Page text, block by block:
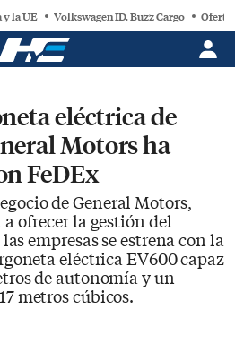
y la UE Volkswagen ID. Buzz Cargo
eléctrica de
Motors ha
FeDEx
de General Motors,
ofrecer la gestión del
empresas se estrena con la
eléctrica EV600 capaz
de autonomía y un
metros cúbicos.